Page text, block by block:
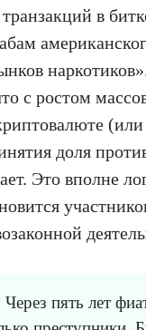
в
с ростом
доля
Это вполне
пять лет